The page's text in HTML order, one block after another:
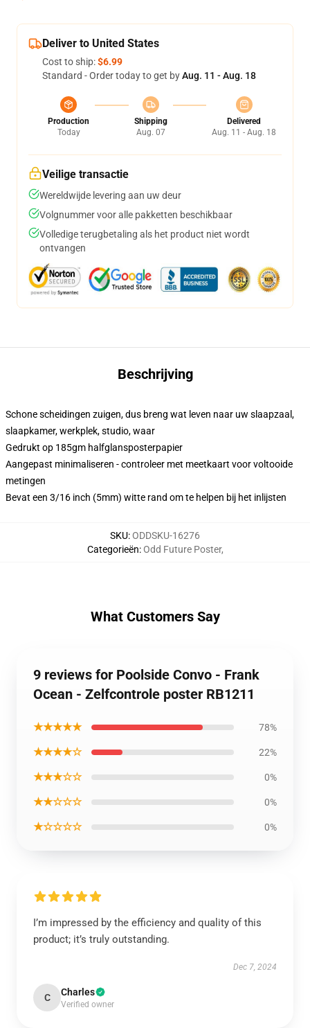
Deliver to United States
Cost to ship:$6.99
Standard - Order today to get byAug. 11 - Aug. 18
Production
Today
Shipping
Aug. 07
Delivered
Aug. 11 - Aug. 18
Veilige transactie
Wereldwijde levering aan uw deur
Volgnummer voor alle pakketten beschikbaar
Volledige terugbetaling als het product niet wordt
ontvangen
Beschrijving
Schone scheidingen zuigen, dus breng wat leven naar uw slaapzaal,
slaapkamer, werkplek, studio, waar
Gedrukt op 185gm halfglansposterpapier
Aangepast minimaliseren - controleer met meetkaart voor voltooide
metingen
Bevat een 3/16 inch (5mm) witte rand om te helpen bij het inlijsten
SKU:ODDSKU-16276
Categorieën:Odd Future Poster,
What Customers Say
9 reviews for Poolside Convo - Frank
Ocean - Zelfcontrole poster RB1211
★★★★★ 78%
★★★★☆ 22%
★★★☆☆ 0%
★★☆☆☆ 0%
★☆☆☆☆ 0%
I’m impressed by the efficiency and quality of this
product; it’s truly outstanding.
Dec 7, 2024
C Charles
Verified owner